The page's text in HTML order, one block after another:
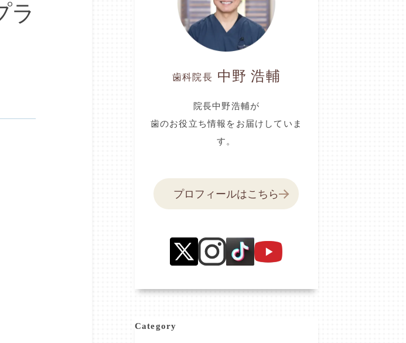
ラ
歯科院長 中野 浩輔
院長中野浩輔が
歯のお役立ち情報をお届けしていま
す。
プロフィールはこちら
Category